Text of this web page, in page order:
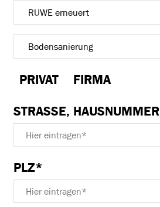
PRIVAT FIRMA
STRASSE, HAUSNUMMER*
PLZ*